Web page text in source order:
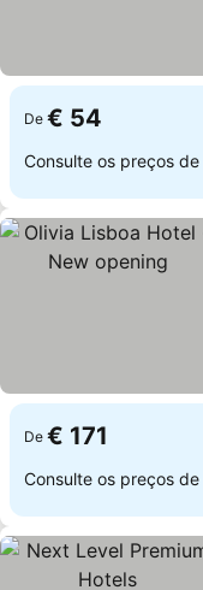
De € 54
Consulte os preços de
De € 171
Consulte os preços de